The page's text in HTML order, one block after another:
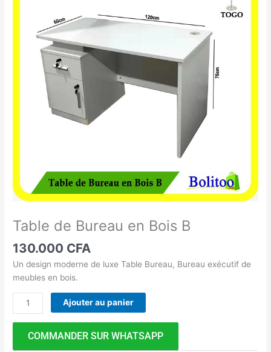
Table de Bureau en Bois B
130.000 CFA
Un design moderne de luxe Table Bureau, Bureau exécutif de
meubles en bois.
Ajouter au panier
COMMANDER SUR WHATSAPP